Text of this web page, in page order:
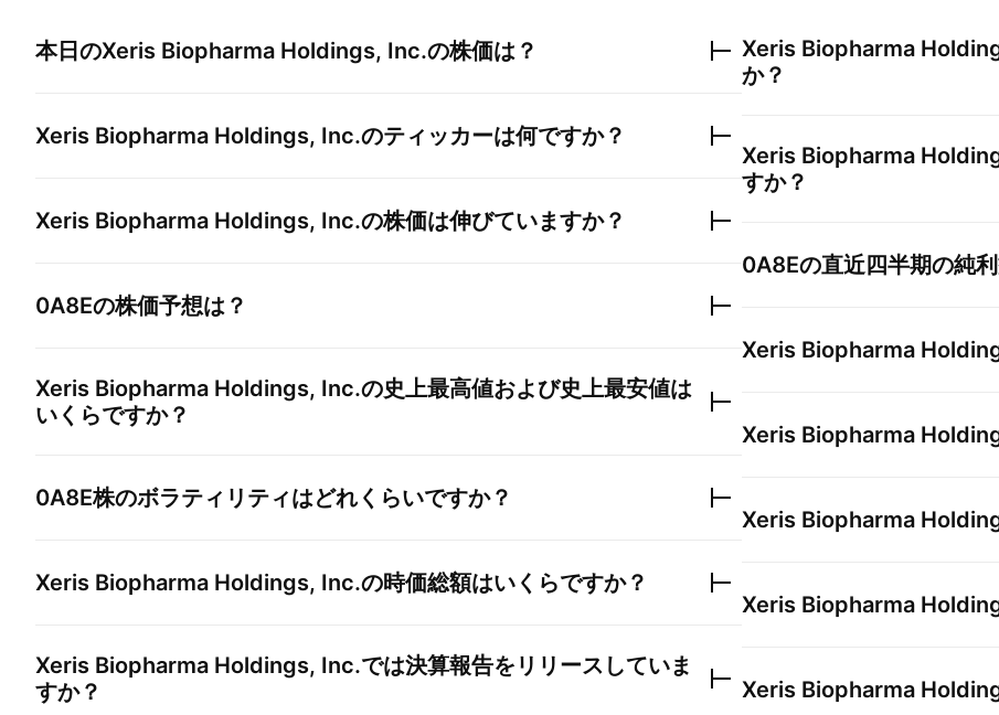
本日のXeris Biopharma Holdings, Inc.の株価は？
Xeris Biopharma Holdings, Inc.のティッカーは何ですか？
Xeris Biopharma Holdings, Inc.の株価は伸びていますか？
0A8Eの株価予想は？
Xeris Biopharma Holdings, Inc.の史上最高値および史上最安値は
いくらですか？
0A8E株のボラティリティはどれくらいですか？
Xeris Biopharma Holdings, Inc.の時価総額はいくらですか？
Xeris Biopharma Holdings, Inc.では決算報告をリリースしていま
すか？
Xeris Biopharma
か？
Xeris Biopharma
すか？
0A8Eの直近四半期の純
Xeris Biopharma
Xeris Biopharma
Xeris Biopharma
Xeris Biopharma
Xeris Biopharma